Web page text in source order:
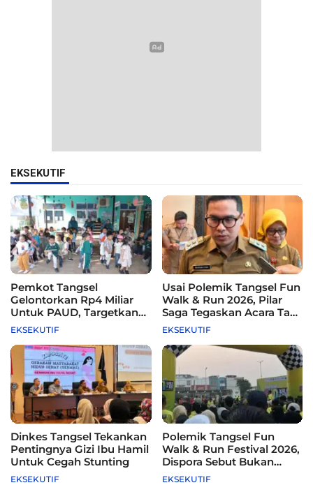
EKSEKUTIF
Pemkot Tangsel
Gelontorkan Rp4 Miliar
Untuk PAUD, Targetkan
115 Sekolah
EKSEKUTIF
Usai Polemik Tangsel Fun
Walk & Run 2026, Pilar
Saga Tegaskan Acara Tak
Difasilitasi Pemkot
EKSEKUTIF
Dinkes Tangsel Tekankan
Pentingnya Gizi Ibu Hamil
Untuk Cegah Stunting
EKSEKUTIF
Polemik Tangsel Fun
Walk & Run Festival 2026,
Dispora Sebut Bukan
Agenda Pemkot
EKSEKUTIF